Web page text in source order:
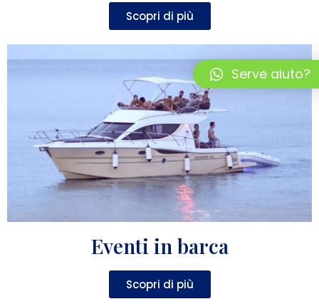
Scopri di più
Eventi in barca
Scopri di più
Serve aiuto?